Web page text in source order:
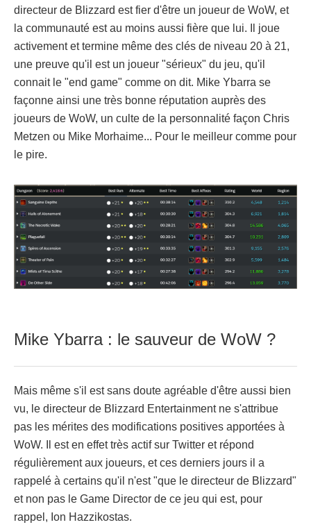
directeur de Blizzard est fier d'être un joueur de WoW, et
la communauté est au moins aussi fière que lui. Il joue
activement et termine même des clés de niveau 20 à 21,
une preuve qu'il est un joueur "sérieux" du jeu, qu'il
connait le "end game" comme on dit. Mike Ybarra se
façonne ainsi une très bonne réputation auprès des
joueurs de WoW, un culte de la personnalité façon Chris
Metzen ou Mike Morhaime... Pour le meilleur comme pour
le pire.
Mike Ybarra : le sauveur de WoW ?
Mais même s'il est sans doute agréable d'être aussi bien
vu, le directeur de Blizzard Entertainment ne s'attribue
pas les mérites des modifications positives apportées à
WoW. Il est en effet très actif sur Twitter et répond
régulièrement aux joueurs, et ces derniers jours il a
rappelé à certains qu'il n'est "que le directeur de Blizzard"
et non pas le Game Director de ce jeu qui est, pour
rappel, Ion Hazzikostas.